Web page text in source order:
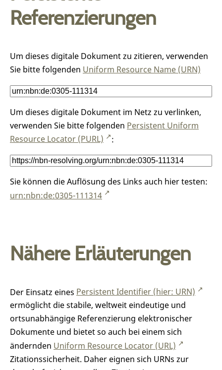
Referenzierungen
Um dieses digitale Dokument zu zitieren, verwenden
Sie bitte folgenden Uniform Resource Name (URN)
Um dieses digitale Dokument im Netz zu verlinken,
verwenden Sie bitte folgenden Persistent Uniform
Resource Locator (PURL)
:
Sie können die Auflösung des Links auch hier testen:
urn:nbn:de:0305-111314
Nähere Erläuterungen
Der Einsatz eines Persistent Identifier (hier: URN)
ermöglicht die stabile, weltweit eindeutige und
ortsunabhängige Referenzierung elektronischer
Dokumente und bietet so auch bei einem sich
ändernden Uniform Resource Locator (URL)
Zitationssicherheit. Daher eignen sich URNs zur